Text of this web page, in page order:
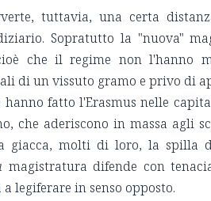
tuttavia, una certa
Sopratutto la "nuova"
che il regime non l'hanno
di un vissuto gramo e privo di
fatto l'Erasmus nelle
che aderiscono in massa agli
giacca, molti di loro, la spilla
magistratura difende con
legiferare in senso opposto.